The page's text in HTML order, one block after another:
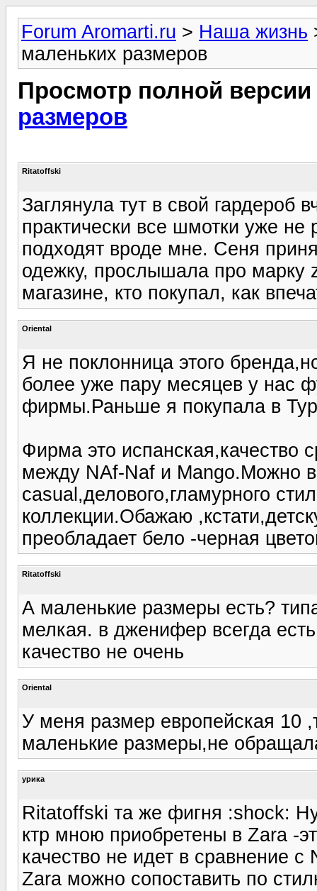
Forum Aromarti.ru > Наша жизнь
маленьких размеров
Просмотр полной
размеров
Ritatoffski
Заглянула тут в свой гардероб
практически все шмотки уже не
подходят вроде мне. Сеня
одежку, прослышала про
магазине, кто покупал, как
Oriental
Я не поклонница этого
более уже пару месяцев у нас
фирмы.Раньше я покупала в
Фирма это испанская,качество
между NAf-Naf и Mango.Можно
casual,делового,гламурного
коллекции.Обажаю
преобладает бело -черная
Ritatoffski
А маленькие размеры есть?
мелкая. в дженифер всегда
качество не очень
Oriental
У меня размер европейская 10
маленькие размеры,не
урика
Ritatoffski та же фигня :shock:
ктр мною приобретены в Zara -
качество не идет в сравнение
Zara можно сопоставить по